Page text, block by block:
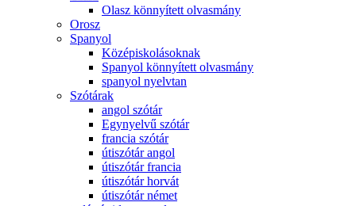
Olasz könnyített olvasmány
Orosz
Spanyol
Középiskolásoknak
Spanyol könnyített olvasmány
spanyol nyelvtan
Szótárak
angol szótár
Egynyelvű szótár
francia szótár
útiszótár angol
útiszótár francia
útiszótár horvát
útiszótár német